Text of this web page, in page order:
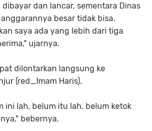
dan lancar, sementara Dinas
besar tidak bisa.
saya ada yang lebih dari tiga
ujarnya.
dilontarkan langsung ke
(red_Imam Haris).
ini lah, belum itu lah, belum ketok
bebernya.